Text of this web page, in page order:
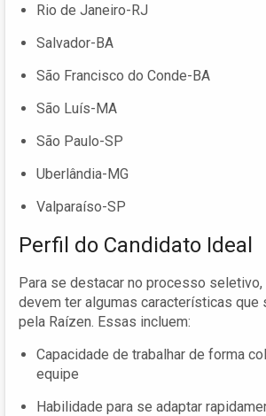
Rio de Janeiro-RJ
Salvador-BA
São Francisco do Conde-BA
São Luís-MA
São Paulo-SP
Uberlândia-MG
Valparaíso-SP
Perfil do Candidato Ideal
Para se destacar no processo
devem ter algumas características que
pela Raízen. Essas incluem:
Capacidade de trabalhar de forma
equipe
Habilidade para se adaptar